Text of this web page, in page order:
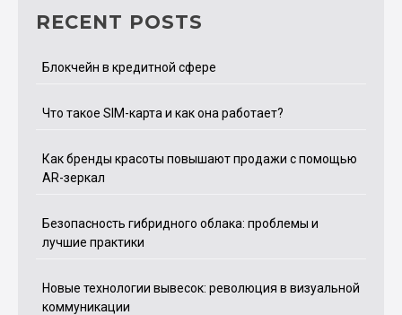
RECENT POSTS
Блокчейн в кредитной сфере
Что такое SIM-карта и как она работает?
Как бренды красоты повышают продажи с помощью
AR-зеркал
Безопасность гибридного облака: проблемы и
лучшие практики
Новые технологии вывесок: революция в визуальной
коммуникации